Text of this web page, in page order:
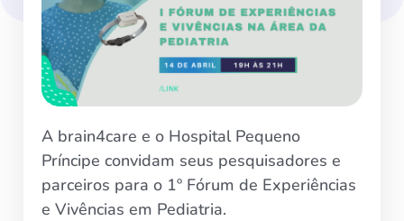
A brain4care e o Hospital Pequeno
Príncipe convidam seus pesquisadores e
parceiros para o 1º Fórum de Experiências
e Vivências em Pediatria.